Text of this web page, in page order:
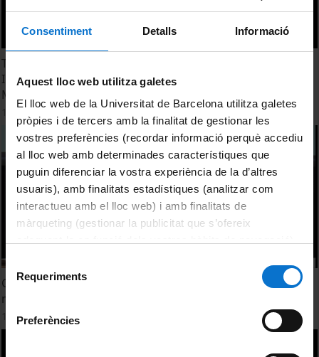
Consentiment Detalls Informació
Aquest lloc web utilitza galetes
El lloc web de la Universitat de Barcelona utilitza galetes
pròpies i de tercers amb la finalitat de gestionar les
vostres preferències (recordar informació perquè accediu
al lloc web amb determinades característiques que
puguin diferenciar la vostra experiència de la d’altres
usuaris), amb finalitats estadístiques (analitzar com
interactueu amb el lloc web) i amb finalitats de
màrqueting (gestionar la publicitat que s’ofereix
consultar laPolítica de galetes del lloc web de la
Selecció
de
consentiment
Requeriments
Preferències
The useful museum: From John Ruskin to Post-New
Institutionalism. The case of "localism" at the
Middlesbrough Institute of Modern Art
11 May, 2016
Graphs, charts, maps: Plotting the global history of
modern art
11 May, 2016